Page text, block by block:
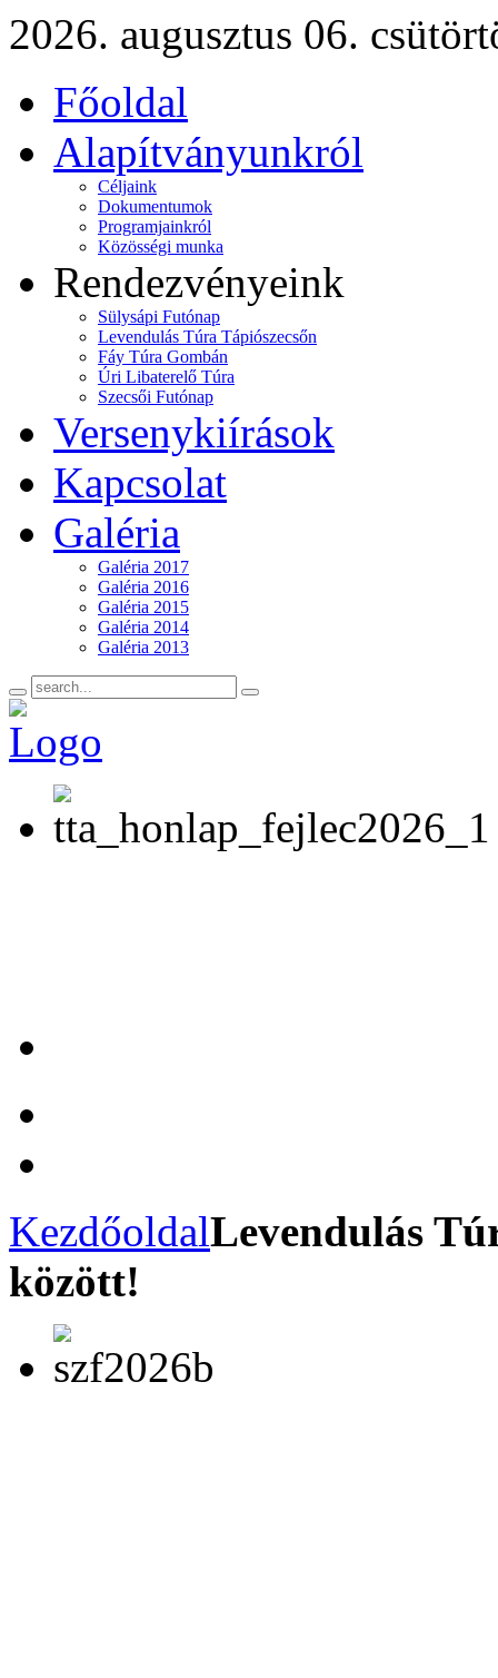
2026. augusztus 06.
Főoldal
Alapítványunkról
Céljaink
Dokumentumok
Programjainkról
Közösségi munka
Rendezvényeink
Sülysápi Futónap
Levendulás Túra Tápiószecsőn
Fáy Túra Gombán
Úri Libaterelő Túra
Szecsői Futónap
Versenykiírások
Kapcsolat
Galéria
Galéria 2017
Galéria 2016
Galéria 2015
Galéria 2014
Galéria 2013
KezdőoldalLevendulás
között!